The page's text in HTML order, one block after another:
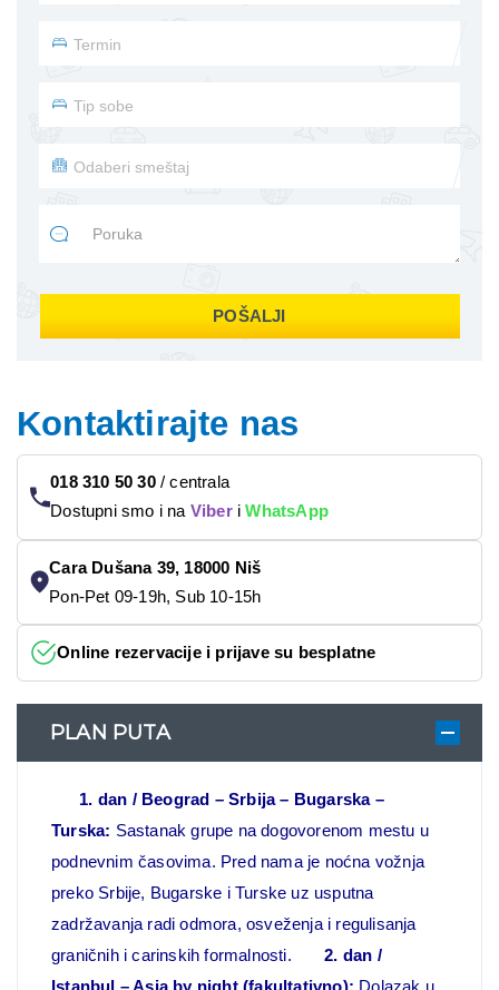
POŠALJI
Kontaktirajte nas
018 310 50 30/centrala
Dostupni smo i na ViberiWhatsApp
Cara Dušana 39, 18000 Niš
Pon-Pet 09-19h, Sub 10-15h
Online rezervacije i prijave su besplatne
PLAN PUTA
1. dan / Beograd – Srbija – Bugarska –
Turska: Sastanak grupe na dogovorenom mestu u
podnevnim časovima. Pred nama je noćna vožnja
preko Srbije, Bugarske i Turske uz usputna
zadržavanja radi odmora, osveženja i regulisanja
graničnih i carinskih formalnosti.
2. dan /
Istanbul – Asia by night (fakultativno): Dolazak u